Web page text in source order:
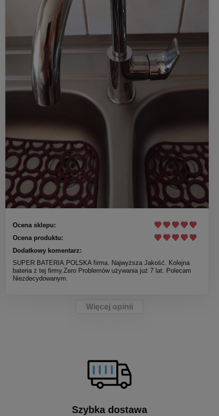
Ocena sklepu:
Ocena produktu:
Dodatkowy komentarz:
SUPER BATERIA.POLSKA firma. Najwyższa Jakość. Kolejna
bateria z tej firmy.Zero Problemów używania już 7 lat. Polecam
Niezdecydowanym.
Więcej opinii
Szybka dostawa